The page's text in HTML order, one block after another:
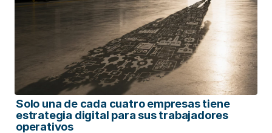
Solo una de cada cuatro empresas tiene
estrategia digital para sus trabajadores
operativos